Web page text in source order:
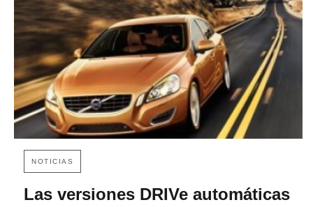
NOTICIAS
Las versiones DRIVe automáticas